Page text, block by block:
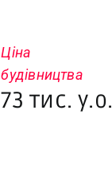
Ціна
будівництва
73 тис. у.о.